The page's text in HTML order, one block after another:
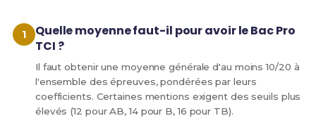
Quelle moyenne faut-il pour avoir le Bac Pro
TCI ?
Il faut obtenir une moyenne générale d'au moins 10/20 à
l'ensemble des épreuves, pondérées par leurs
coefficients. Certaines mentions exigent des seuils plus
élevés (12 pour AB, 14 pour B, 16 pour TB).